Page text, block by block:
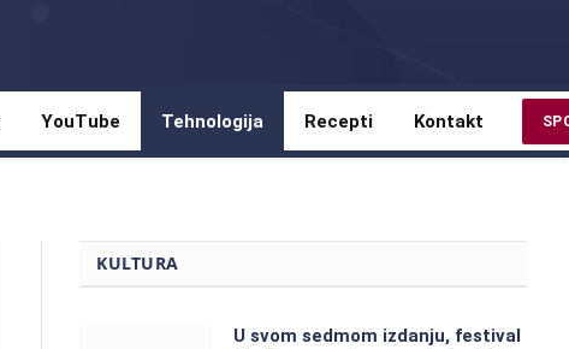
YouTube Tehnologija Recepti Kontakt
KULTURA
U svom sedmom izdanju, festival